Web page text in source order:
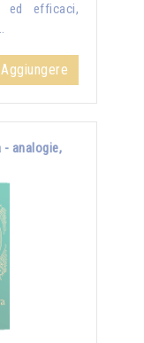
ed efficaci,
Aggiungere
- analogie,